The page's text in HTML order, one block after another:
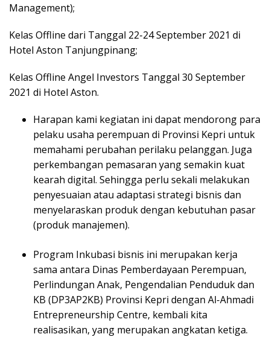
Management);
Kelas Offline dari Tanggal 22-24 September 2021 di
Hotel Aston Tanjungpinang;
Kelas Offline Angel Investors Tanggal 30 September
2021 di Hotel Aston.
Harapan kami kegiatan ini dapat mendorong para
pelaku usaha perempuan di Provinsi Kepri untuk
memahami perubahan perilaku pelanggan. Juga
perkembangan pemasaran yang semakin kuat
kearah digital. Sehingga perlu sekali melakukan
penyesuaian atau adaptasi strategi bisnis dan
menyelaraskan produk dengan kebutuhan pasar
(produk manajemen).
Program Inkubasi bisnis ini merupakan kerja
sama antara Dinas Pemberdayaan Perempuan,
Perlindungan Anak, Pengendalian Penduduk dan
KB (DP3AP2KB) Provinsi Kepri dengan Al-Ahmadi
Entrepreneurship Centre, kembali kita
realisasikan, yang merupakan angkatan ketiga.